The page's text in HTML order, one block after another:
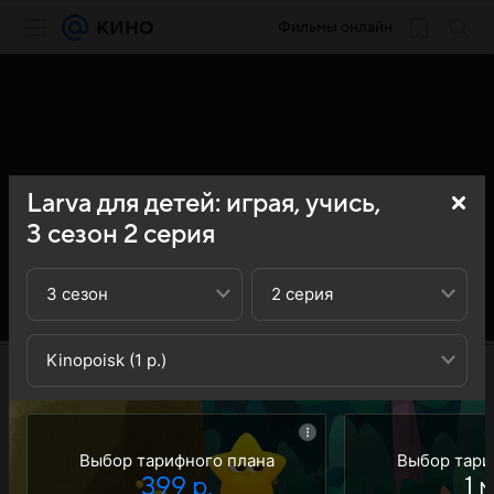
Larva для детей: играя, учись,
3 сезон 2 серия
3 сезон 2 серия
Kinopoisk (1 р.)
Выбор тарифного плана
399 р.
Выбор
1